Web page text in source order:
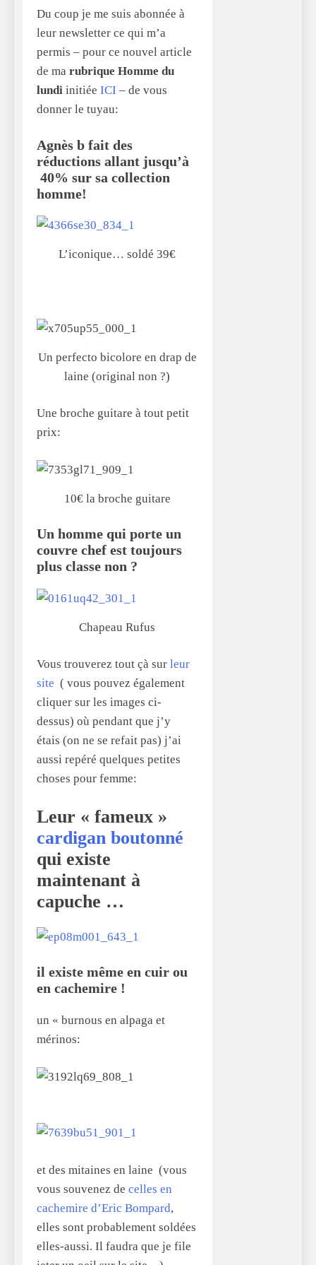
Du coup je me suis abonnée à
leur newsletter ce qui m’a
permis – pour ce nouvel article
de ma rubrique Homme du
lundi initiée ICI – de vous
donner le tuyau:
Agnès b fait des
réductions allant jusqu’à
40% sur sa collection
homme!
L’iconique… soldé 39€
Un perfecto bicolore en drap de
laine (original non ?)
Une broche guitare à tout petit
prix:
10€ la broche guitare
Un homme qui porte un
couvre chef est toujours
plus classe non ?
Chapeau Rufus
Vous trouverez tout çà sur leur
site ( vous pouvez également
cliquer sur les images ci-
dessus) où pendant que j’y
étais (on ne se refait pas) j’ai
aussi repéré quelques petites
choses pour femme:
Leur « fameux »
cardigan boutonné
qui existe
maintenant à
capuche …
il existe même en cuir ou
en cachemire !
un « burnous en alpaga et
mérinos:
et des mitaines en laine (vous
vous souvenez de celles en
cachemire d’Eric Bompard,
elles sont probablement soldées
elles-aussi. Il faudra que je file